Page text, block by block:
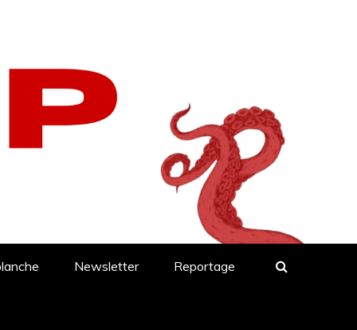
Newsletter Reportage